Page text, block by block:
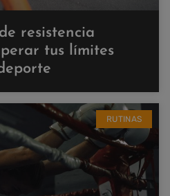
resistencia
tus límites
RUTINAS